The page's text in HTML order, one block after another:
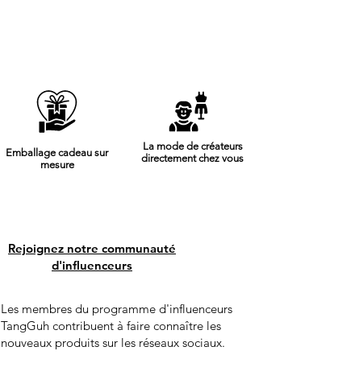
Emballage cadeau sur
mesure
La mode de créateurs
directement chez vous
Rejoignez notre communauté
d'influenceurs
Les membres du programme d'influenceurs
TangGuh contribuent à faire connaître les
nouveaux produits sur les réseaux sociaux.